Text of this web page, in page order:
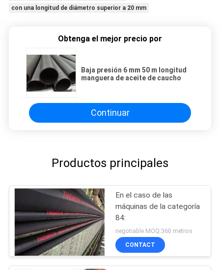
con una longitud de diámetro superior a 20 mm
Obtenga el mejor precio por
Baja presión 6 mm 50 m longitud
manguera de aceite de caucho
Continuar
Productos principales
En el caso de las
máquinas de la categoría
84:
negotiable MOQ:360 metros
CONTACT